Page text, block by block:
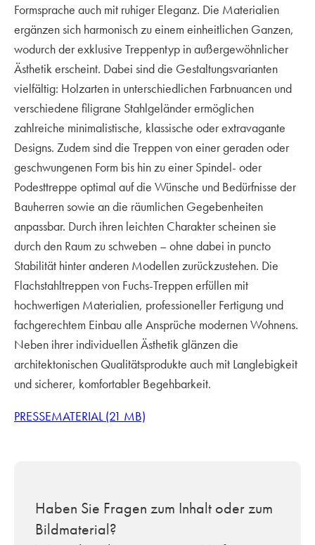
Formsprache auch mit ruhiger Eleganz. Die Materialien
ergänzen sich harmonisch zu einem einheitlichen Ganzen,
wodurch der exklusive Treppentyp in außergewöhnlicher
Ästhetik erscheint. Dabei sind die Gestaltungsvarianten
vielfältig: Holzarten in unterschiedlichen Farbnuancen und
verschiedene filigrane Stahlgeländer ermöglichen
zahlreiche minimalistische, klassische oder extravagante
Designs. Zudem sind die Treppen von einer geraden oder
geschwungenen Form bis hin zu einer Spindel- oder
Podesttreppe optimal auf die Wünsche und Bedürfnisse der
Bauherren sowie an die räumlichen Gegebenheiten
anpassbar. Durch ihren leichten Charakter scheinen sie
durch den Raum zu schweben – ohne dabei in puncto
Stabilität hinter anderen Modellen zurückzustehen. Die
Flachstahltreppen von Fuchs-Treppen erfüllen mit
hochwertigen Materialien, professioneller Fertigung und
fachgerechtem Einbau alle Ansprüche modernen Wohnens.
Neben ihrer individuellen Ästhetik glänzen die
architektonischen Qualitätsprodukte auch mit Langlebigkeit
und sicherer, komfortabler Begehbarkeit.
PRESSEMATERIAL (21 MB)
Haben Sie Fragen zum Inhalt oder zum
Bildmaterial?